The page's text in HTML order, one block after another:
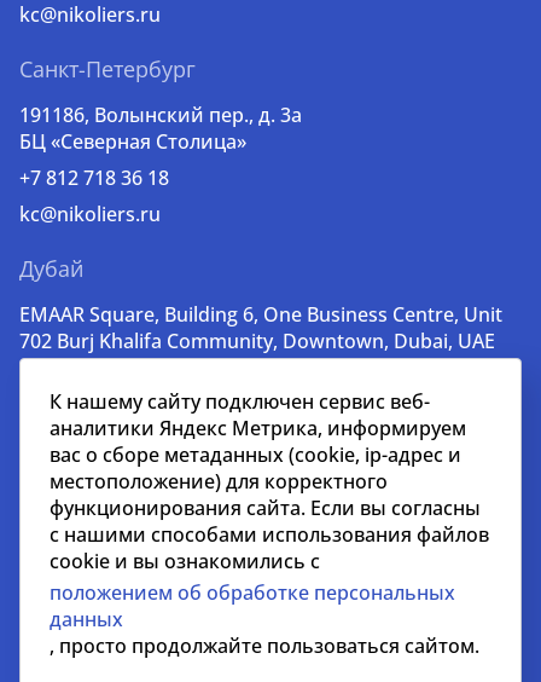
kc@nikoliers.ru
Санкт-Петербург
191186, Волынский пер., д. 3a
БЦ «Северная Столица»
+7 812 718 36 18
kc@nikoliers.ru
Дубай
EMAAR Square, Building 6, One Business Centre, Unit
702 Burj Khalifa Community, Downtown, Dubai, UAE
lead@nikoliers-global.com
© nikoliers.ru 1994 - 2026
Все права защищены
Информация, представленная на странице, носит
информативный характер и не является
распространителем рекламных материалов
Положение об обработке персональных данных
К нашему сайту подключен сервис веб-
аналитики Яндекс Метрика, информируем
вас о сборе метаданных (cookie, ip-адрес и
местоположение) для корректного
функционирования сайта. Если вы согласны
с нашими способами использования файлов
cookie и вы ознакомились с
положением об обработке персональных
данных
, просто продолжайте пользоваться сайтом.